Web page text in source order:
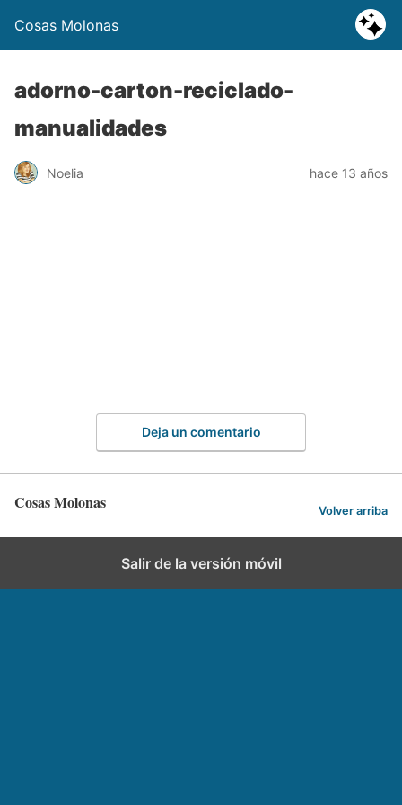
Cosas Molonas
adorno-carton-reciclado-
manualidades
Noelia hace 13 años
Deja un comentario
Cosas Molonas Volver arriba
Salir de la versión móvil